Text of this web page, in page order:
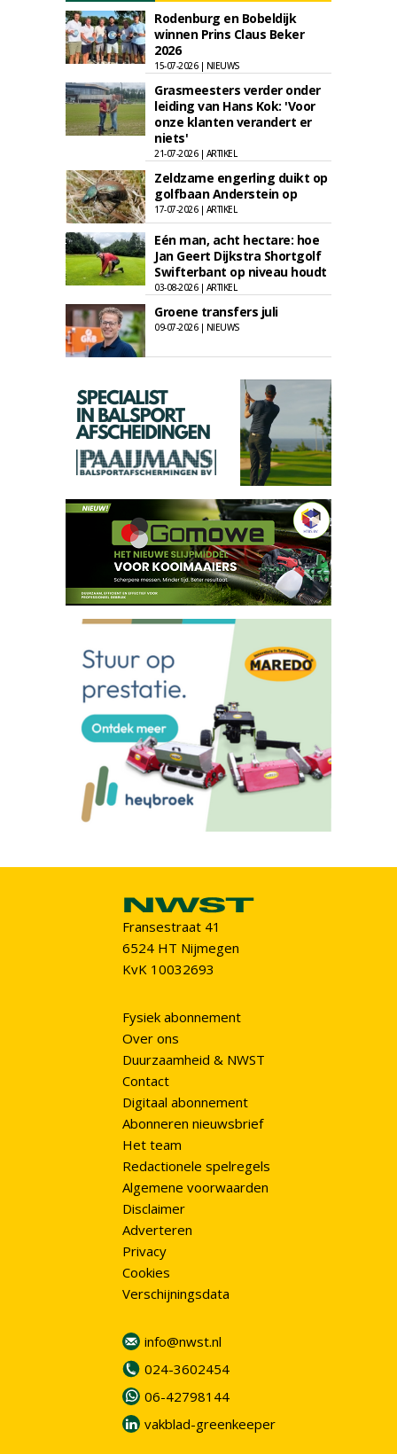
Rodenburg en Bobeldijk
winnen Prins Claus Beker
2026
15-07-2026 | NIEUWS
Grasmeesters verder onder
leiding van Hans Kok: 'Voor
onze klanten verandert er
niets'
21-07-2026 | ARTIKEL
Zeldzame engerling duikt op
golfbaan Anderstein op
17-07-2026 | ARTIKEL
Eén man, acht hectare: hoe
Jan Geert Dijkstra Shortgolf
Swifterbant op niveau houdt
03-08-2026 | ARTIKEL
Groene transfers juli
09-07-2026 | NIEUWS
Fransestraat 41
6524 HT Nijmegen
KvK 10032693
Fysiek abonnement
Over ons
Duurzaamheid & NWST
Contact
Digitaal abonnement
Abonneren nieuwsbrief
Het team
Redactionele spelregels
Algemene voorwaarden
Disclaimer
Adverteren
Privacy
Cookies
Verschijningsdata
info@nwst.nl
024-3602454
06-42798144
vakblad-greenkeeper